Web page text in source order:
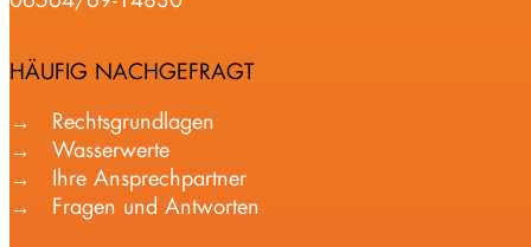
HÄUFIG NACHGEFRAGT
Rechtsgrundlagen
Wasserwerte
Ihre Ansprechpartner
Fragen und Antworten